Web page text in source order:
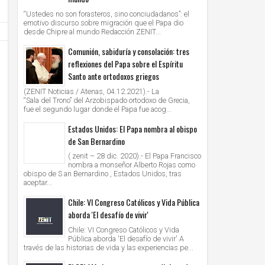
“Ustedes no son forasteros, sino conciudadanos”: el
emotivo discurso sobre migración que el Papa dio
desde Chipre al mundo Redacción ZENIT...
Comunión, sabiduría y consolación: tres
reflexiones del Papa sobre el Espíritu
Santo ante ortodoxos griegos
(ZENIT Noticias / Atenas, 04.12.2021).- La
“Sala del Trono” del Arzobispado ortodoxo de Grecia,
fue el segundo lugar donde el Papa fue acog...
Estados Unidos: El Papa nombra al obispo
de San Bernardino
( zenit – 28 dic. 2020).- El Papa Francisco
nombra a monseñor Alberto Rojas como
obispo de S an Bernardino , Estados Unidos, tras
aceptar...
Chile: VI Congreso Católicos y Vida Pública
aborda 'El desafío de vivir'
Chile: VI Congreso Católicos y Vida
Pública aborda 'El desafío de vivir' A
través de las historias de vida y las experiencias pe...